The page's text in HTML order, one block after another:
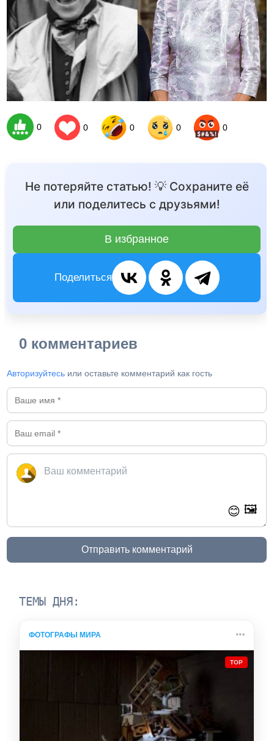
0 0 0 0 0
Не потеряйте статью! 💡 Сохраните её
или поделитесь с друзьями!
В избранное
Поделиться
0 комментариев
Авторизуйтесь или оставьте комментарий как гость
😊 🖼️
Отправить комментарий
ТЕМЫ ДНЯ:
ФОТОГРАФЫ МИРА
TOP